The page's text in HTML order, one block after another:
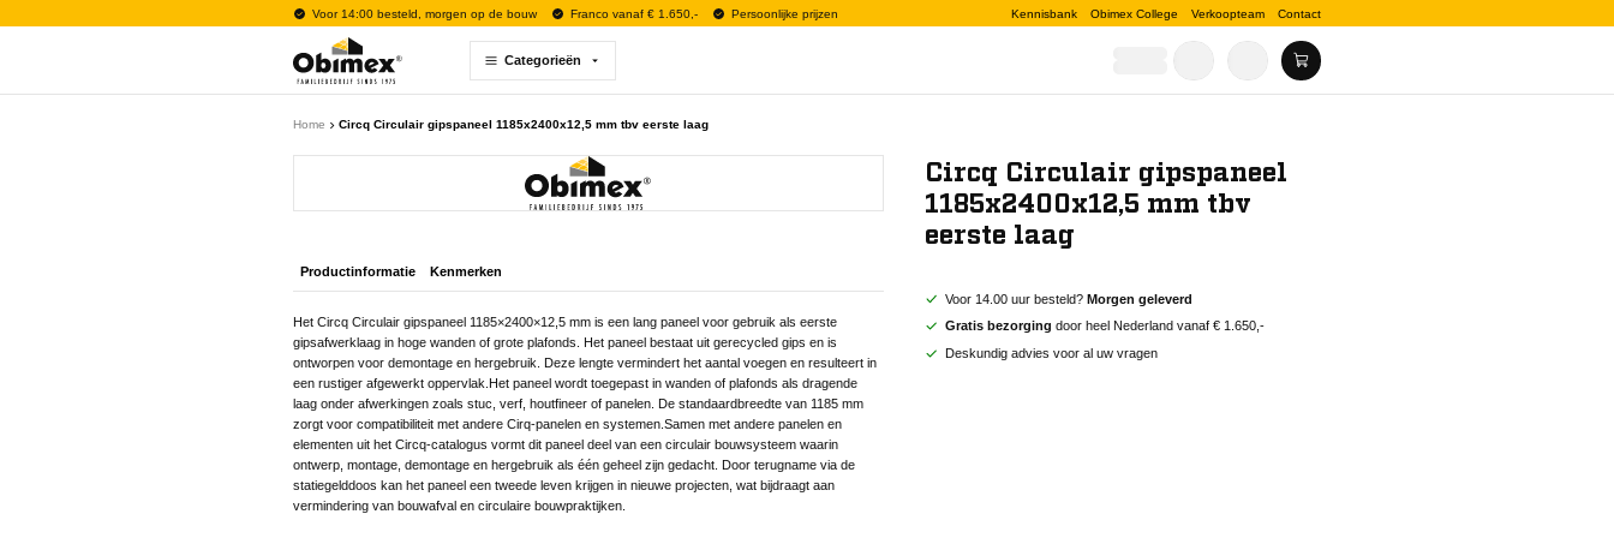
Voor 14:00 besteld, morgen op de bouw Franco vanaf € 1.650,- Persoonlijke prijzen Kennisbank Obimex College Verkoopteam Contact
Categorieën
Home Circq Circulair gipspaneel 1185x2400x12,5 mm tbv eerste laag
Circq Circulair gipspaneel
1185x2400x12,5 mm tbv
eerste laag
Voor 14.00 uur besteld? Morgen geleverd
Gratis bezorging door heel Nederland vanaf € 1.650,-
Deskundig advies voor al uw vragen
Productinformatie Kenmerken
Het Circq Circulair gipspaneel 1185×2400×12,5 mm is een lang paneel voor gebruik als eerste
gipsafwerklaag in hoge wanden of grote plafonds. Het paneel bestaat uit gerecycled gips en is
ontworpen voor demontage en hergebruik. Deze lengte vermindert het aantal voegen en resulteert in
een rustiger afgewerkt oppervlak.Het paneel wordt toegepast in wanden of plafonds als dragende
laag onder afwerkingen zoals stuc, verf, houtfineer of panelen. De standaardbreedte van 1185 mm
zorgt voor compatibiliteit met andere Cirq-panelen en systemen.Samen met andere panelen en
elementen uit het Circq-catalogus vormt dit paneel deel van een circulair bouwsysteem waarin
ontwerp, montage, demontage en hergebruik als één geheel zijn gedacht. Door terugname via de
statiegelddoos kan het paneel een tweede leven krijgen in nieuwe projecten, wat bijdraagt aan
vermindering van bouwafval en circulaire bouwpraktijken.